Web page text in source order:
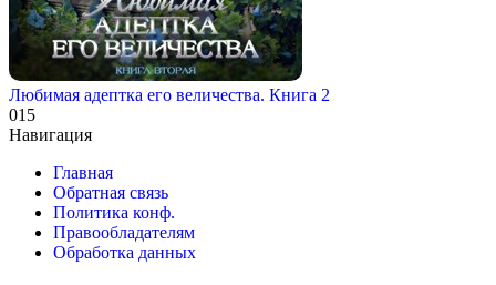
Любимая адептка его величества. Книга 2
015
Навигация
Главная
Обратная связь
Политика конф.
Правообладателям
Обработка данных